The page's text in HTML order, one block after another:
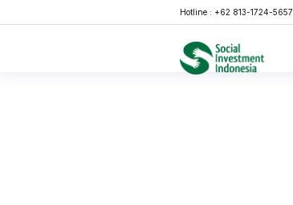
Hotline : +62 813-1724-5657